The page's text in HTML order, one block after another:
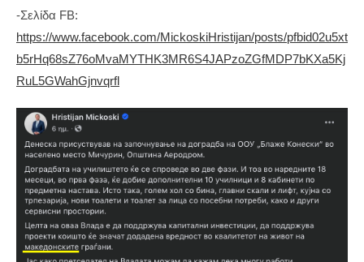
-Σελίδα FB:
https://www.facebook.com/MickoskiHristijan/posts/pfbid02u5xt
b5rHq68sZ76oMvaMYTHK3MR6S4JAPzoZGfMDP7bKXa5Kj
RuL5GWahGjnvqrfl